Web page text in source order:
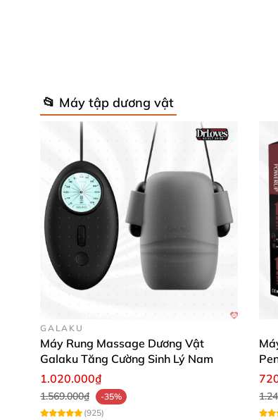
Thông số kỹ thuật nổi bật của
📂 Máy tập dương vật
GALAKU
Máy Rung Massage Dương Vật
Galaku Tăng Cường Sinh Lý Nam
1.020.000₫
1.569.000₫
-35%
(925)